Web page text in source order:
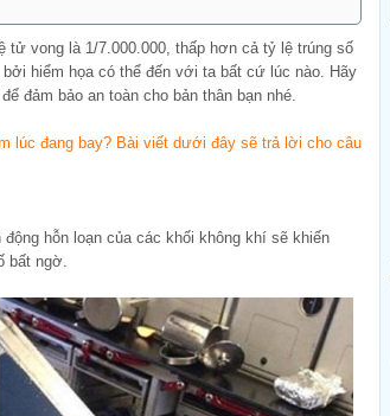
vong là 1/7.000.000, thấp hơn cả tỷ lệ trúng số
hiểm họa có thể đến với ta bất cứ lúc nào. Hãy
đảm bảo an toàn cho bản thân bạn nhé.
lúc đang bay? Bài viết dưới đây sẽ trả lời cho câu
hỗn loạn của các khối không khí sẽ khiến
bất ngờ.